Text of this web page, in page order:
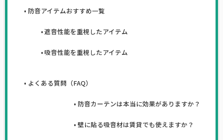
防音アイテムおすすめ一覧
遮音性能を重視したアイテム
吸音性能を重視したアイテム
よくある質問（FAQ）
防音カーテンは本当に効果がありますか？
壁に貼る吸音材は賃貸でも使えますか？